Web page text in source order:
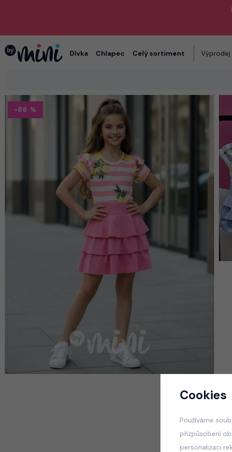
Dívka Chlapec Celý sortiment Výprodej
-86
Cookies
Používáme
přizpůsobení
personalizaci